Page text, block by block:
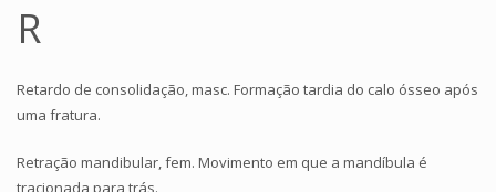
R
Retardo de consolidação, masc. Formação tardia do calo ósseo após
uma fratura.
Retração mandibular, fem. Movimento em que a mandíbula é
tracionada para trás.